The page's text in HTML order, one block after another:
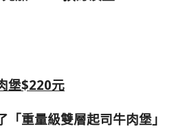
堡$220元
重量級雙層起司牛肉堡」